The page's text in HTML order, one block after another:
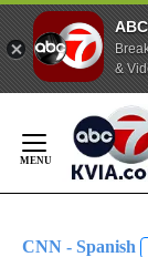
&
Content
CNN - Spanish